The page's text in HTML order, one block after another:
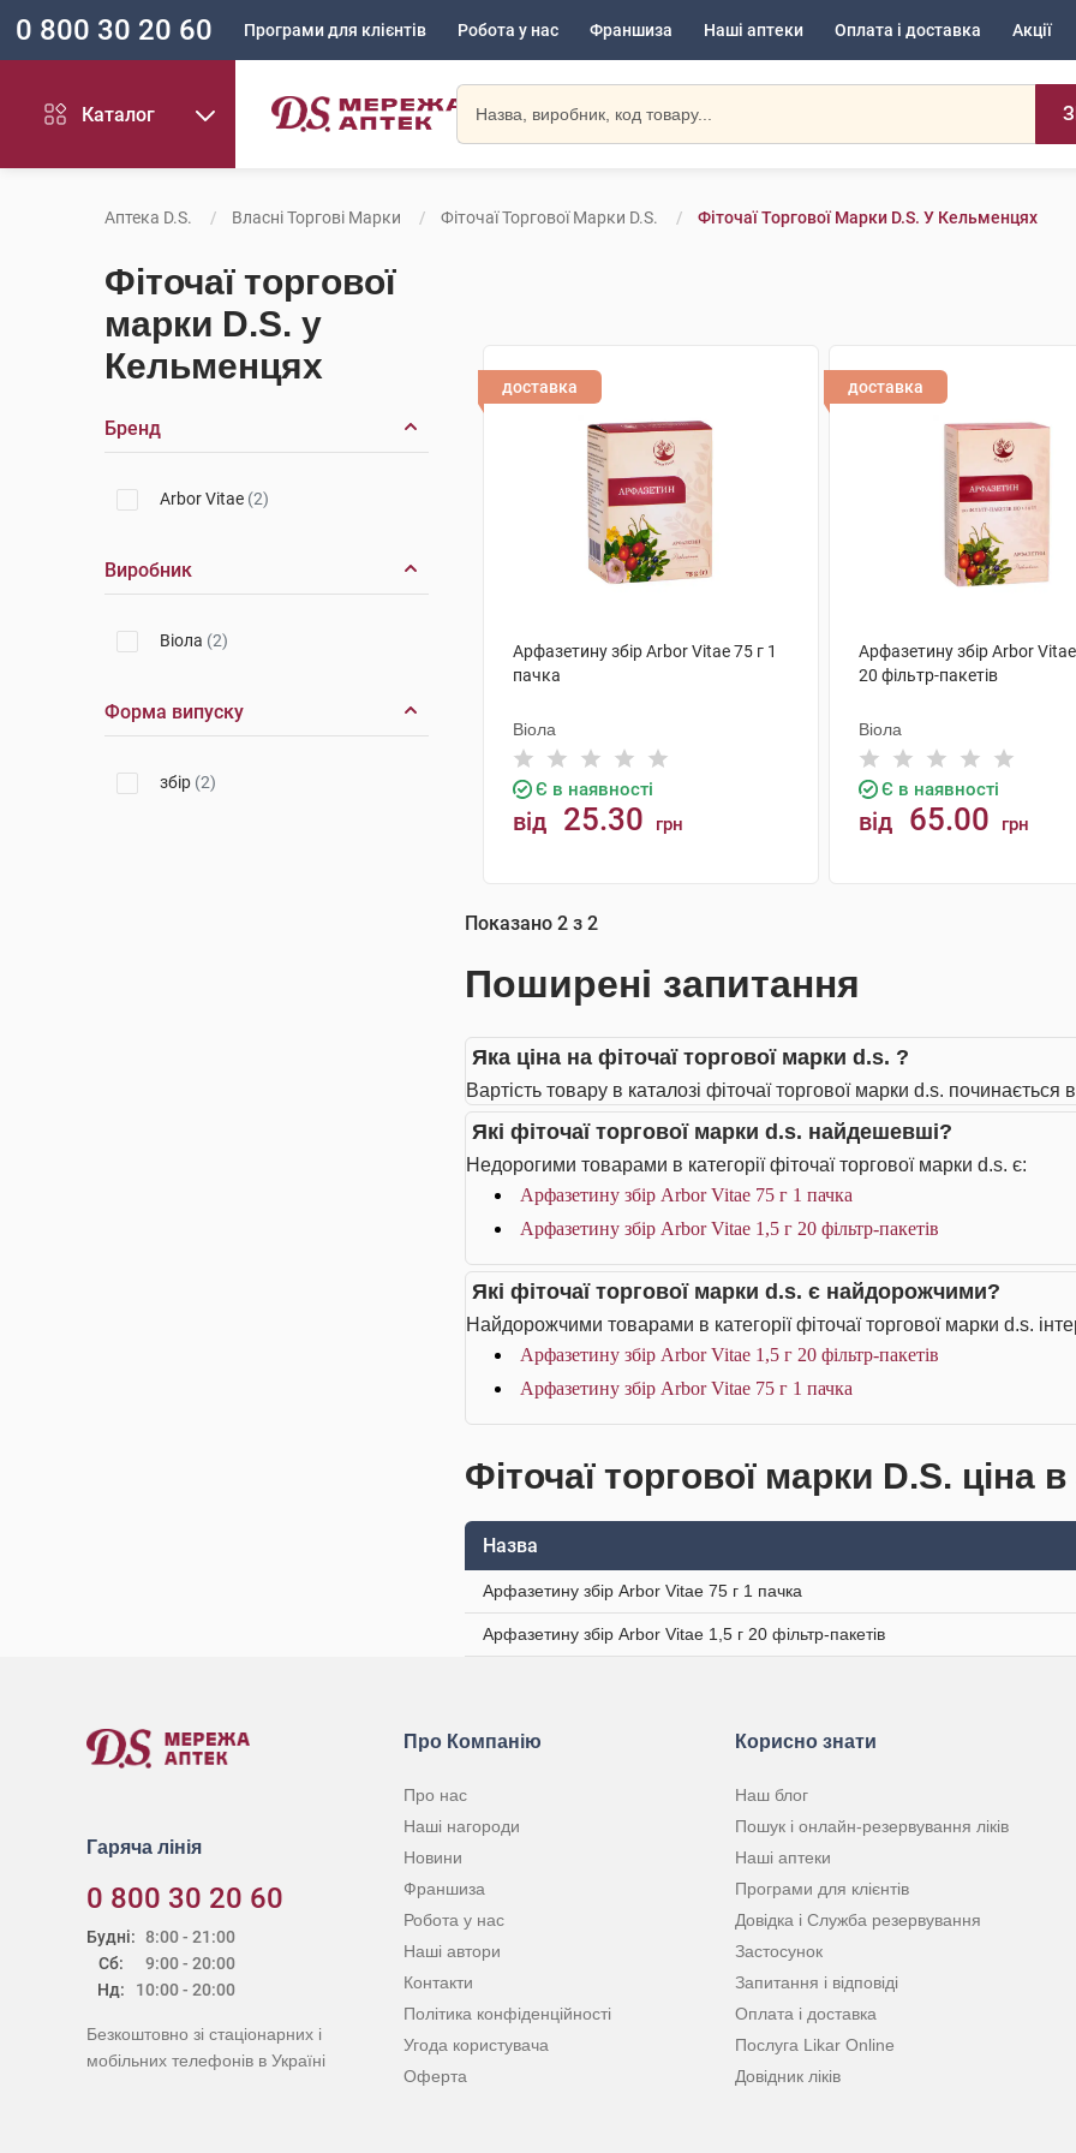
0 800 30 20 60 Програми для клієнтів Робота у нас Франшиза Наші аптеки Оплата і доставка Акції
Каталог
Аптека D.S. Власні Торгові Марки Фіточаї Торгової Марки D.S. Фіточаї Торгової Марки D.S. У Кельменцях
Фіточаї торгової
марки D.S. у
Кельменцях
Бренд
Arbor Vitae (2)
Виробник
Віола (2)
Форма випуску
збір (2)
доставка
Арфазетину збір Arbor Vitae 75 г 1
пачка
Віола
Є в наявності
від 25.30 грн
доставка
Арфазетину збір Arbor
20 фільтр-пакетів
Віола
Є в наявності
від 65.00 грн
Показано 2 з 2
Поширені запитання
Яка ціна на фіточаї торгової марки d.s. ?
Вартість товару в каталозі фіточаї торгової марки d.s. починається
Які фіточаї торгової марки d.s. найдешевші?
Недорогими товарами в категорії фіточаї торгової марки d.s. є:
Арфазетину збір Arbor Vitae 75 г 1 пачка
Арфазетину збір Arbor Vitae 1,5 г 20 фільтр-пакетів
Які фіточаї торгової марки d.s. є найдорожчими?
Найдорожчими товарами в категорії фіточаї торгової марки d.s.
Арфазетину збір Arbor Vitae 1,5 г 20 фільтр-пакетів
Арфазетину збір Arbor Vitae 75 г 1 пачка
Фіточаї торгової марки D.S. ціна в
Назва
Арфазетину збір Arbor Vitae 75 г 1 пачка
Арфазетину збір Arbor Vitae 1,5 г 20 фільтр-пакетів
Гаряча лінія
0 800 30 20 60
Будні:
Сб:
Нд:
8:00 - 21:00
9:00 - 20:00
10:00 - 20:00
Безкоштовно зі стаціонарних і
мобільних телефонів в Україні
Про Компанію
Про нас
Наші нагороди
Новини
Франшиза
Робота у нас
Наші автори
Контакти
Політика конфіденційності
Угода користувача
Оферта
Корисно знати
Наш блог
Пошук і онлайн-резервування ліків
Наші аптеки
Програми для клієнтів
Довідка і Служба резервування
Застосунок
Запитання і відповіді
Оплата і доставка
Послуга Likar Online
Довідник ліків